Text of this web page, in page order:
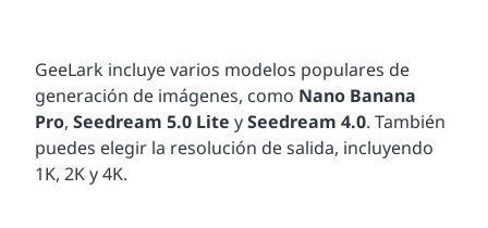
GeeLark incluye varios modelos populares de
generación de imágenes, como Nano Banana
Pro, Seedream 5.0 Lite ySeedream 4.0. También
puedes elegir la resolución de salida, incluyendo
1K, 2K y 4K.